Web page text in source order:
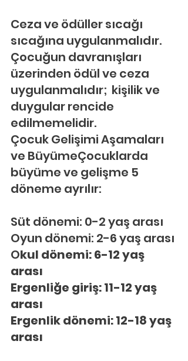
Ceza ve ödüller sıcağı
sıcağına uygulanmalıdır.
Çocuğun davranışları
üzerinden ödül ve ceza
uygulanmalıdır;  kişilik ve
duygular rencide
edilmemelidir.
Çocuk Gelişimi Aşamaları
ve BüyümeÇocuklarda
büyüme ve gelişme 5
döneme ayrılır:
Süt dönemi: 0-2 yaş arası
Oyun dönemi: 2-6 yaş arası
Okul dönemi: 6-12 yaş
arası
Ergenliğe giriş: 11-12 yaş
arası
Ergenlik dönemi: 12-18 yaş
arası